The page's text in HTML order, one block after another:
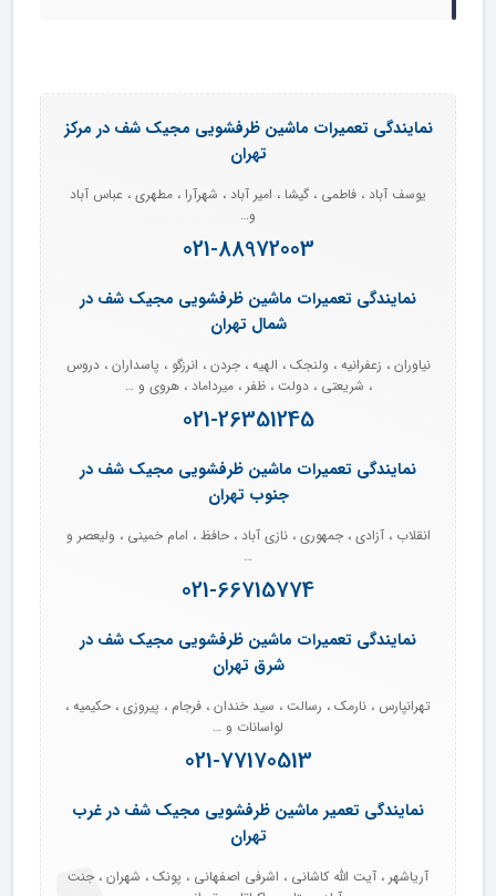
نمایندگی تعمیرات ماشین ظرفشویی مجیک شف در مرکز
تهران
یوسف آباد ، فاطمی ، گیشا ، امیر آباد ، شهرآرا ، مطهری ، عباس آباد
و…
021-88972003
نمایندگی تعمیرات ماشین ظرفشویی مجیک شف در
شمال تهران
نیاوران ، زعفرانیه ، ولنجک ، الهیه ، جردن ، انرزگو ، پاسداران ، دروس
، شریعتی ، دولت ، ظفر ، میرداماد ، هروی و …
021-26351245
نمایندگی تعمیرات ماشین ظرفشویی مجیک شف در
جنوب تهران
انقلاب ، آزادی ، جمهوری ، نازی آباد ، حافظ ، امام خمینی ، ولیعصر و
…
021-66715774
نمایندگی تعمیرات ماشین ظرفشویی مجیک شف در
شرق تهران
تهرانپارس ، نارمک ، رسالت ، سید خندان ، فرجام ، پیروزی ، حکیمیه ،
لواسانات و …
021-77170513
نمایندگی تعمیر ماشین ظرفشویی مجیک شف در غرب
تهران
آریاشهر ، آیت الله کاشانی ، اشرفی اصفهانی ، پونک ، شهران ، جنت